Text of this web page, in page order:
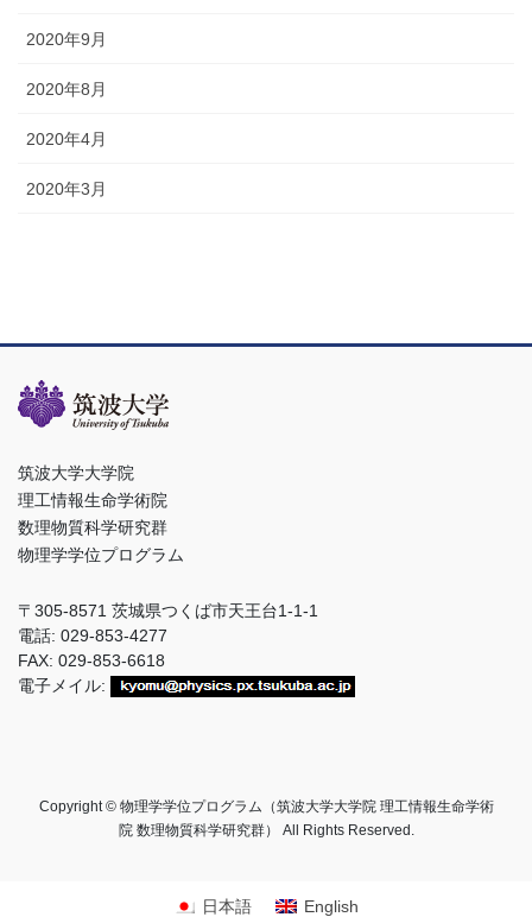
2020年9月
2020年8月
2020年4月
2020年3月
筑波大学大学院
理工情報生命学術院
数理物質科学研究群
物理学学位プログラム
〒305-8571 茨城県つくば市天王台1-1-1
電話: 029-853-4277
FAX: 029-853-6618
電子メイル:
Copyright © 物理学学位プログラム（筑波大学大学院 理工情報生命学術
院 数理物質科学研究群） All Rights Reserved.
日本語 English